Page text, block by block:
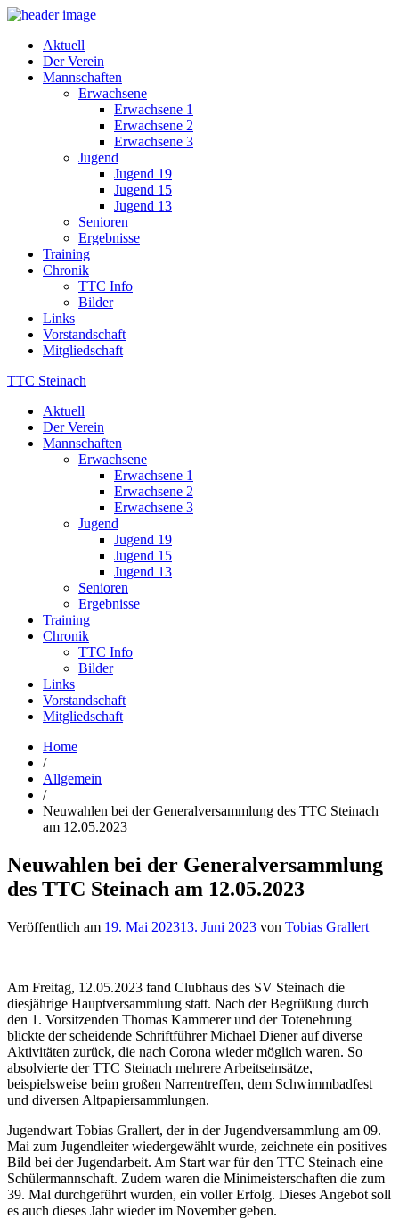
Aktuell
Der Verein
Mannschaften
Erwachsene
Erwachsene 1
Erwachsene 2
Erwachsene 3
Jugend
Jugend 19
Jugend 15
Jugend 13
Senioren
Ergebnisse
Training
Chronik
TTC Info
Bilder
Links
Vorstandschaft
Mitgliedschaft
TTC Steinach
Aktuell
Der Verein
Mannschaften
Erwachsene
Erwachsene 1
Erwachsene 2
Erwachsene 3
Jugend
Jugend 19
Jugend 15
Jugend 13
Senioren
Ergebnisse
Training
Chronik
TTC Info
Bilder
Links
Vorstandschaft
Mitgliedschaft
Home
/
Allgemein
/
Neuwahlen bei der Generalversammlung des TTC Steinach
am 12.05.2023
Neuwahlen bei der Generalversammlung
des TTC Steinach am 12.05.2023
Veröffentlich am 19. Mai 202313. Juni 2023 von Tobias Grallert
Am Freitag, 12.05.2023 fand Clubhaus des SV Steinach die
diesjährige Hauptversammlung statt. Nach der Begrüßung durch
den 1. Vorsitzenden Thomas Kammerer und der Totenehrung
blickte der scheidende Schriftführer Michael Diener auf diverse
Aktivitäten zurück, die nach Corona wieder möglich waren. So
absolvierte der TTC Steinach mehrere Arbeitseinsätze,
beispielsweise beim großen Narrentreffen, dem Schwimmbadfest
und diversen Altpapiersammlungen.
Jugendwart Tobias Grallert, der in der Jugendversammlung am 09.
Mai zum Jugendleiter wiedergewählt wurde, zeichnete ein positives
Bild bei der Jugendarbeit. Am Start war für den TTC Steinach eine
Schülermannschaft. Zudem waren die Minimeisterschaften die zum
39. Mal durchgeführt wurden, ein voller Erfolg. Dieses Angebot soll
es auch dieses Jahr wieder im November geben.